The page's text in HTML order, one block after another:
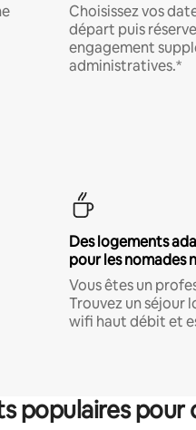
Choisissez vos
départ puis
engagement
administratives.*
Des logements
pour les nomades
Vous êtes un
Trouvez un séjour
wifi haut débit et
populaires